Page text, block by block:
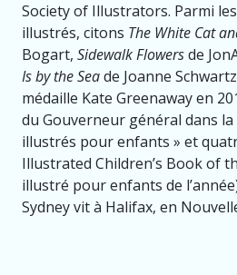
Society of Illustrators. Parmi
illustrés, citons The White Cat
Bogart, Sidewalk Flowersde
Is by the Seade Joanne
médaille Kate Greenaway en
du Gouverneur général dans
illustrés pour enfants » et
Illustrated Children’s Book of
illustré pour enfants de
Sydney vit à Halifax, en